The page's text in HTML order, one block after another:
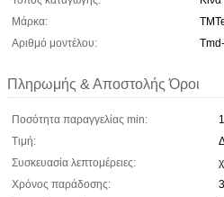
Μάρκα:
Αριθμό μοντέλου:
Πληρωμής & Αποστολής Όροι
Ποσότητα παραγγελίας min:
1
Τιμή:
Συσκευασία λεπτομέρειες:
Χρόνος παράδοσης: